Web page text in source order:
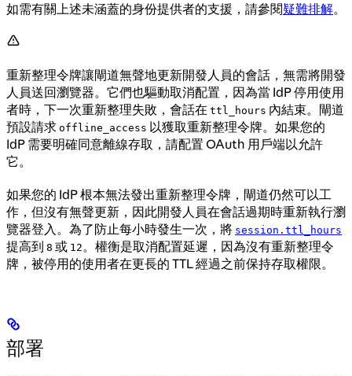
如需有關上述未涵蓋的身份提供者的支援，請參閱疑難排解。
重新整理令牌讓閘道無聲地更新開發人員的會話，無需將開發
人員送回瀏覽器。它們也驅動取消配置，因為當 IdP 停用使用
者時，下一次重新整理失敗，會話在 ttl_hours 內結束。閘道
預設請求 offline_access 以獲取重新整理令牌。如果您的
IdP 需要明確同意離線存取，請配置 OAuth 用戶端以允許
它。
如果您的 IdP 根本無法發出重新整理令牌，閘道仍然可以工
作，但沒有無聲更新，因此開發人員在會話過期時重新執行瀏
覽器登入。為了防止每小時發生一次，將 session.ttl_hours
提高到 8 或 12。權衡是取消配置延遲，因為沒有重新整理令
牌，被停用的使用者在更長的 TTL 經過之前保持存取權限。
部署